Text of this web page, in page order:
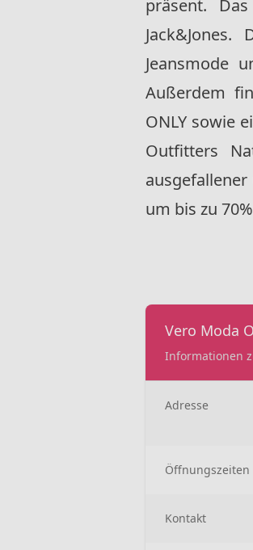
präsent.
Jeansmode
Außerdem
ONLY sowie
Outfitters
um bis zu
Vero Moda
Informationen
Adresse
Öffnungszeiten
Kontakt